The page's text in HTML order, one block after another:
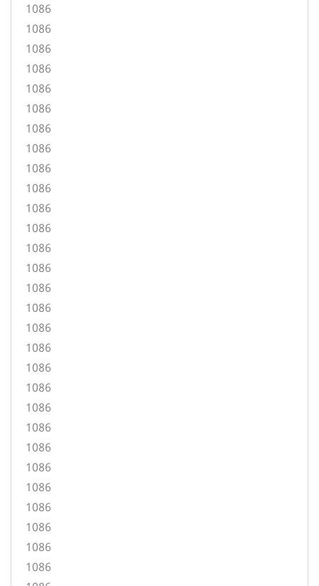
1086
1086
1086
1086
1086
1086
1086
1086
1086
1086
1086
1086
1086
1086
1086
1086
1086
1086
1086
1086
1086
1086
1086
1086
1086
1086
1086
1086
1086